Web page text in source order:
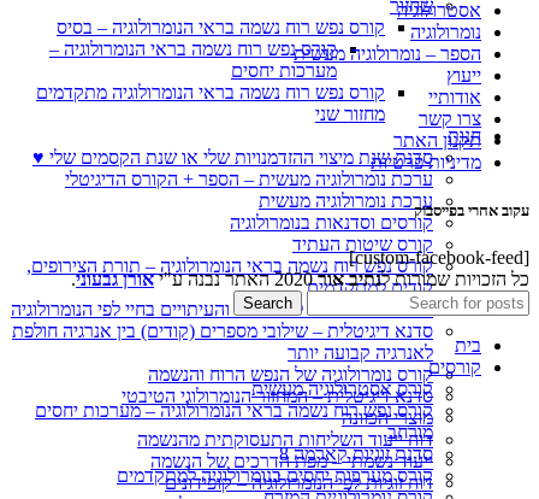
שחזור
קורס נפש רוח נשמה בראי הנומרולוגיה – בסיס
קורס נפש רוח נשמה בראי הנומרולוגיה –
מערכות יחסים
קורס נפש רוח נשמה בראי הנומרולוגיה מתקדמים
מחזור שני
חנות
סדנת שנת מיצוי ההזדמנויות שלי או שנת הקסמים שלי ♥
ערכת נומרולוגיה מעשית – הספר + הקורס הדיגיטלי
ערכת נומרולוגיה מעשית
קורסים וסדנאות בנומרולוגיה
קורס שיטות העתיד
קורס נפש רוח נשמה בראי הנומרולוגיה – תורת הצירופים,
קודים למתקדמים
סדנת החיבור שלי לשיעורים והעיתויים בחיי לפי הנומרולוגיה
סדנא דיגיטלית – שילובי מספרים (קודים) בין אנרגיה חולפת
לאנרגיה קבועה יותר
קורס נומרולוגיה של הנפש הרוח והנשמה
סדנא דיגיטלית – המחזור הנומרולוגי הטיבטי
מוצרי הכוונה
דוח ייעוד השליחות התעסוקתית מהנשמה
ייעוד נשמתי – מפת הדרכים של הנשמה
דוח זוגיות לפי הנומרולוגיה – קופידונים
אסטרולוגיה
נומרולוגיה
הספר – נומרולוגיה מעשית
ייעוץ
אודותיי
צרו קשר
תקנון האתר
מדיניות פרטיות
עקוב אחרי בפייסבוק
[custom-facebook-feed]
כל הזכויות שמורות לנתיב אור 2020 האתר נבנה ע"י אורן גבעוני.
Search
בית
קורסים
קורס אסטרולוגיה מעשית
קורס נפש רוח נשמה בראי הנומרולוגיה – מערכות יחסים
מורחב
סדנת זוגיות קארמה 8
קורס מערכות יחסים בנומרולוגיה למתקדמים